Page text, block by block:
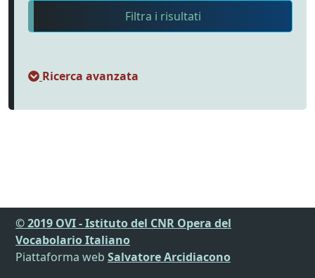
Filtra i risultati
Ricerca avanzata
© 2019 OVI - Istituto del CNR Opera del
Vocabolario Italiano
Piattaforma web Salvatore Arcidiacono